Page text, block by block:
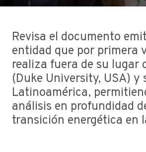
Revisa el documento
entidad que por primera
realiza fuera de su lugar
(Duke University, USA) y
Latinoamérica,
análisis en profundidad
transición energética en